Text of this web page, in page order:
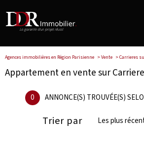
Agences immobilières en Région Parisienne Vente Carrieres
Appartement en vente sur
0 ANNONCE(S) TROUVÉE(S)
Trier par Les plus